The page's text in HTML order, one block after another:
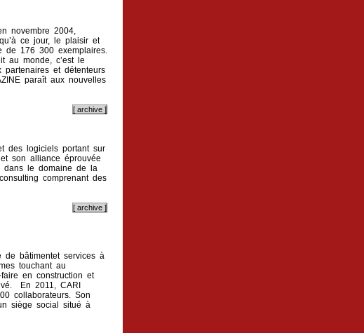
novembre 2004,
ce jour, le plaisir et
176 300 exemplaires.
au monde, c’est le
et détenteurs
paraît aux nouvelles
des logiciels portant sur
son alliance éprouvée
dans le domaine de la
comprenant des
de bâtimentet services à
touchant au
en construction et
En 2011, CARI
collaborateurs. Son
siège social situé à